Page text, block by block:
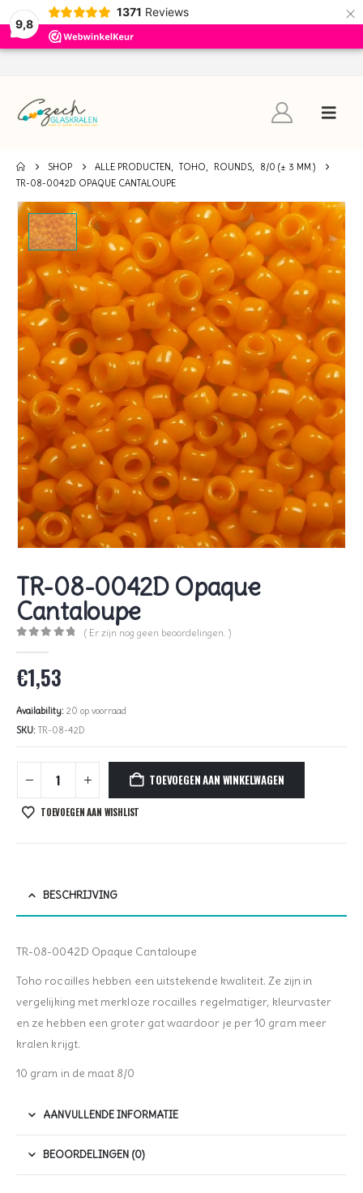
9,8
1371 Reviews ×
SHOP ALLE PRODUCTEN, TOHO, ROUNDS,
8/0 (± 3 MM.)
TR-08-0042D OPAQUE CANTALOUPE
TR-08-0042D Opaque
Cantaloupe
( Er zijn nog geen beoordelingen. )
€1,53
Availability: 20 op voorraad
SKU: TR-08-42D
TOEVOEGEN AAN WINKELWAGEN
TOEVOEGEN AAN WISHLIST
BESCHRIJVING
TR-08-0042D Opaque Cantaloupe
Toho rocailles hebben een uitstekende kwaliteit. Ze zijn in
vergelijking met merkloze rocailles regelmatiger, kleurvaster
en ze hebben een groter gat waardoor je per 10 gram meer
kralen krijgt.
10 gram in de maat 8/0
AANVULLENDE INFORMATIE
BEOORDELINGEN (0)